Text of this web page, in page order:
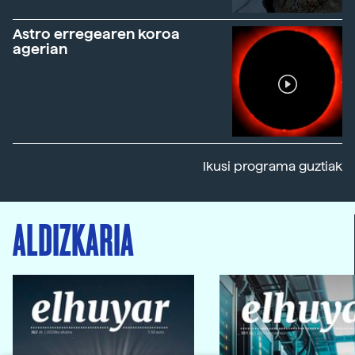
Astro erregearen koroa
agerian
Ikusi programa guztiak
ALDIZKARIA